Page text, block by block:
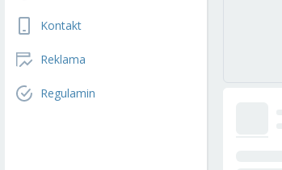
Kontakt
Reklama
Regulamin